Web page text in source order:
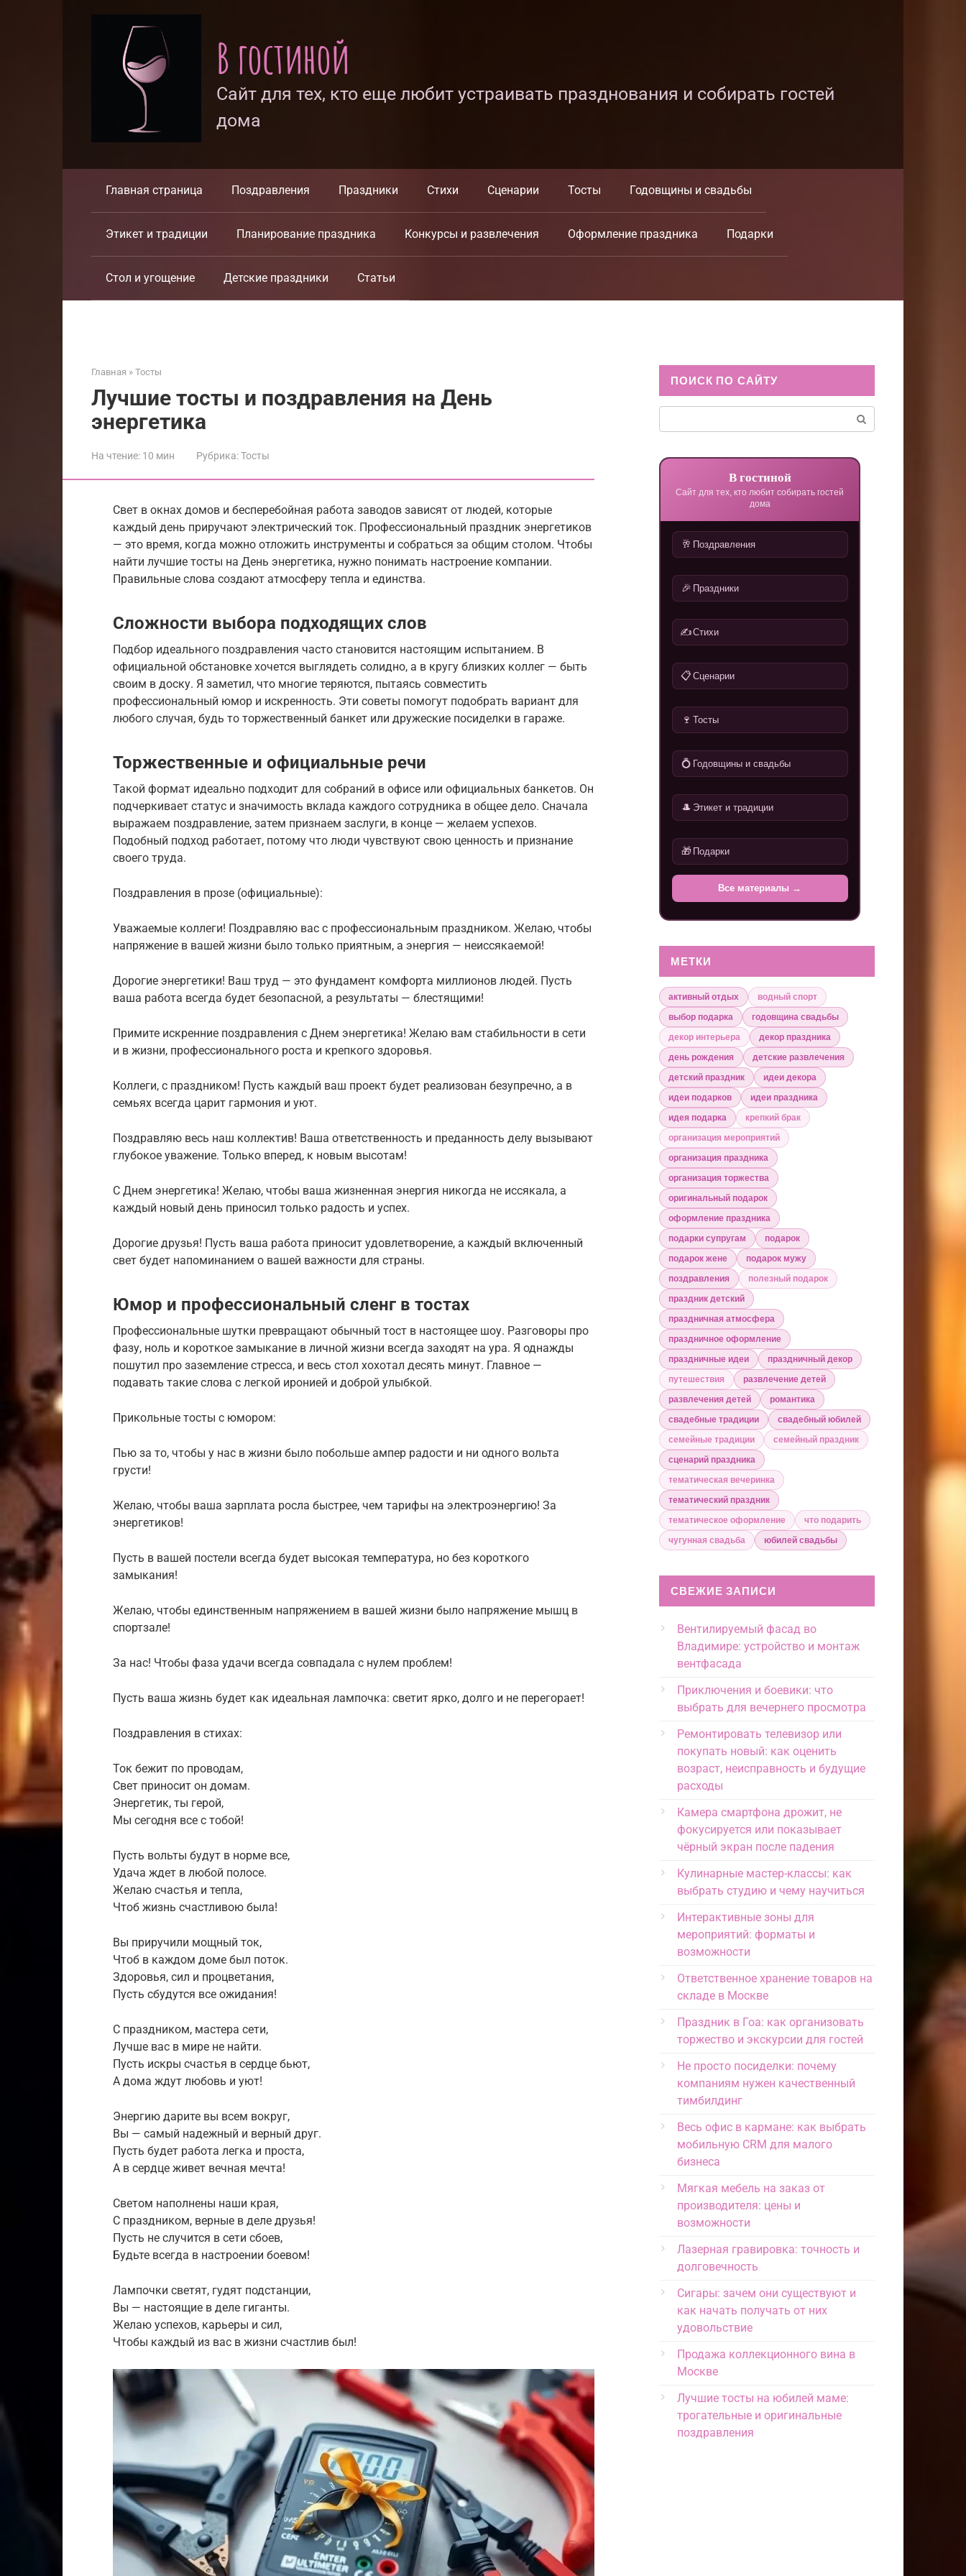
В гостиной
Сайт для тех, кто еще любит устраивать празднования и собирать гостей
дома
Главная страница Поздравления Праздники Стихи Сценарии Тосты Годовщины и свадьбы
Этикет и традиции Планирование праздника Конкурсы и развлечения Оформление праздника Подарки
Стол и угощение Детские праздники Статьи
Главная » Тосты
Лучшие тосты и поздравления на День
энергетика
На чтение: 10 мин Рубрика:Тосты
Свет в окнах домов и бесперебойная работа заводов зависят от людей, которые
каждый день приручают электрический ток. Профессиональный праздник энергетиков
— это время, когда можно отложить инструменты и собраться за общим столом. Чтобы
найти лучшие тосты на День энергетика, нужно понимать настроение компании.
Правильные слова создают атмосферу тепла и единства.
Сложности выбора подходящих слов
Подбор идеального поздравления часто становится настоящим испытанием. В
официальной обстановке хочется выглядеть солидно, а в кругу близких коллег — быть
своим в доску. Я заметил, что многие теряются, пытаясь совместить
профессиональный юмор и искренность. Эти советы помогут подобрать вариант для
любого случая, будь то торжественный банкет или дружеские посиделки в гараже.
Торжественные и официальные речи
Такой формат идеально подходит для собраний в офисе или официальных банкетов. Он
подчеркивает статус и значимость вклада каждого сотрудника в общее дело. Сначала
выражаем поздравление, затем признаем заслуги, в конце — желаем успехов.
Подобный подход работает, потому что люди чувствуют свою ценность и признание
своего труда.
Поздравления в прозе (официальные):
Уважаемые коллеги! Поздравляю вас с профессиональным праздником. Желаю, чтобы
напряжение в вашей жизни было только приятным, а энергия — неиссякаемой!
Дорогие энергетики! Ваш труд — это фундамент комфорта миллионов людей. Пусть
ваша работа всегда будет безопасной, а результаты — блестящими!
Примите искренние поздравления с Днем энергетика! Желаю вам стабильности в сети
и в жизни, профессионального роста и крепкого здоровья.
Коллеги, с праздником! Пусть каждый ваш проект будет реализован безупречно, а в
семьях всегда царит гармония и уют.
Поздравляю весь наш коллектив! Ваша ответственность и преданность делу вызывают
глубокое уважение. Только вперед, к новым высотам!
С Днем энергетика! Желаю, чтобы ваша жизненная энергия никогда не иссякала, а
каждый новый день приносил только радость и успех.
Дорогие друзья! Пусть ваша работа приносит удовлетворение, а каждый включенный
свет будет напоминанием о вашей важности для страны.
Юмор и профессиональный сленг в тостах
Профессиональные шутки превращают обычный тост в настоящее шоу. Разговоры про
фазу, ноль и короткое замыкание в личной жизни всегда заходят на ура. Я однажды
пошутил про заземление стресса, и весь стол хохотал десять минут. Главное —
подавать такие слова с легкой иронией и доброй улыбкой.
Прикольные тосты с юмором:
Пью за то, чтобы у нас в жизни было побольше ампер радости и ни одного вольта
грусти!
Желаю, чтобы ваша зарплата росла быстрее, чем тарифы на электроэнергию! За
энергетиков!
Пусть в вашей постели всегда будет высокая температура, но без короткого
замыкания!
Желаю, чтобы единственным напряжением в вашей жизни было напряжение мышц в
спортзале!
За нас! Чтобы фаза удачи всегда совпадала с нулем проблем!
Пусть ваша жизнь будет как идеальная лампочка: светит ярко, долго и не перегорает!
Поздравления в стихах:
Ток бежит по проводам,
Свет приносит он домам.
Энергетик, ты герой,
Мы сегодня все с тобой!
Пусть вольты будут в норме все,
Удача ждет в любой полосе.
Желаю счастья и тепла,
Чтоб жизнь счастливою была!
Вы приручили мощный ток,
Чтоб в каждом доме был поток.
Здоровья, сил и процветания,
Пусть сбудутся все ожидания!
С праздником, мастера сети,
Лучше вас в мире не найти.
Пусть искры счастья в сердце бьют,
А дома ждут любовь и уют!
Энергию дарите вы всем вокруг,
Вы — самый надежный и верный друг.
Пусть будет работа легка и проста,
А в сердце живет вечная мечта!
Светом наполнены наши края,
С праздником, верные в деле друзья!
Пусть не случится в сети сбоев,
Будьте всегда в настроении боевом!
Лампочки светят, гудят подстанции,
Вы — настоящие в деле гиганты.
Желаю успехов, карьеры и сил,
Чтобы каждый из вас в жизни счастлив был!
ПОИСК ПО САЙТУ
В гостиной
Сайт для тех, кто любит собирать гостей
дома
🥂 Поздравления
🎉 Праздники
✍️Стихи
📋 Сценарии
🍷 Тосты
💍 Годовщины и свадьбы
🎩 Этикет и традиции
🎁 Подарки
Все материалы →
МЕТКИ
активный отдых
водный спорт
выбор подарка
годовщина свадьбы
декор интерьера
декор праздника
день рождения
детские развлечения
детский праздник
идеи декора
идеи подарков
идеи праздника
идея подарка
крепкий брак
организация мероприятий
организация праздника
организация торжества
оригинальный подарок
оформление праздника
подарки супругам
подарок
подарок жене
подарок мужу
поздравления
полезный подарок
праздник детский
праздничная атмосфера
праздничное оформление
праздничные идеи
праздничный декор
путешествия
развлечение детей
развлечения детей
романтика
свадебные традиции
свадебный юбилей
семейные традиции
семейный праздник
сценарий праздника
тематическая вечеринка
тематический праздник
тематическое оформление
что подарить
чугунная свадьба
юбилей свадьбы
СВЕЖИЕ ЗАПИСИ
Вентилируемый фасад во
Владимире: устройство и монтаж
вентфасада
Приключения и боевики: что
выбрать для вечернего просмотра
Ремонтировать телевизор или
покупать новый: как оценить
возраст, неисправность и будущие
расходы
Камера смартфона дрожит, не
фокусируется или показывает
чёрный экран после падения
Кулинарные мастер-классы: как
выбрать студию и чему научиться
Интерактивные зоны для
мероприятий: форматы и
возможности
Ответственное хранение товаров на
складе в Москве
Праздник в Гоа: как организовать
торжество и экскурсии для гостей
Не просто посиделки: почему
компаниям нужен качественный
тимбилдинг
Весь офис в кармане: как выбрать
мобильную CRM для малого
бизнеса
Мягкая мебель на заказ от
производителя: цены и
возможности
Лазерная гравировка: точность и
долговечность
Сигары: зачем они существуют и
как начать получать от них
удовольствие
Продажа коллекционного вина в
Москве
Лучшие тосты на юбилей маме:
трогательные и оригинальные
поздравления